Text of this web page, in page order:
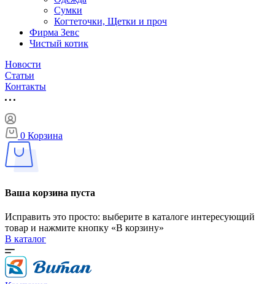
Сумки
Когтеточки, Щетки и проч
Фирма Зевс
Чистый котик
Новости
Статьи
Контакты
0 Корзина
Ваша корзина пуста
Исправить это просто: выберите в каталоге интересующий
товар и нажмите кнопку «В корзину»
В каталог